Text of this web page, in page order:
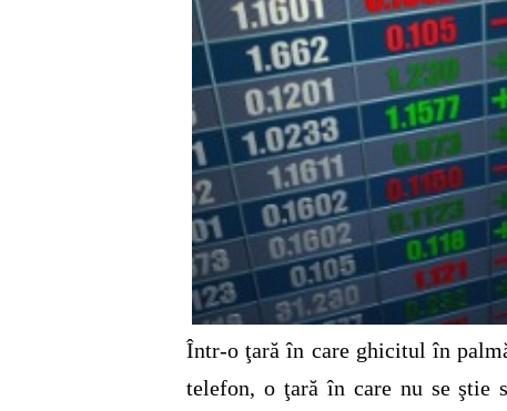
Într-o ţară în care ghicitul în
telefon, o ţară în care nu se ştie